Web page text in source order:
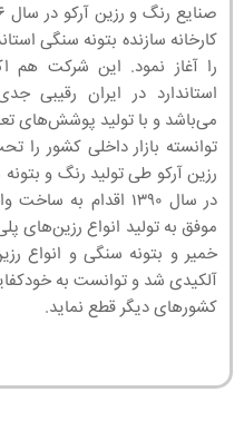
کارخانه سازنده بتونه سنگی
را آغاز نمود. این شرکت هم
استاندارد در ایران رقیبی
می‌باشد و با تولید پوشش‌های
توانسته بازار داخلی کشور
رزین آرکو طی تولید رنگ و
در سال ۱۳۹۰ اقدام
موفق به تولید انواع رزین‌های
خمیر و بتونه سنگی و انواع
آلکیدی شد و توانست به
کشورهای دیگر قطع نماید.